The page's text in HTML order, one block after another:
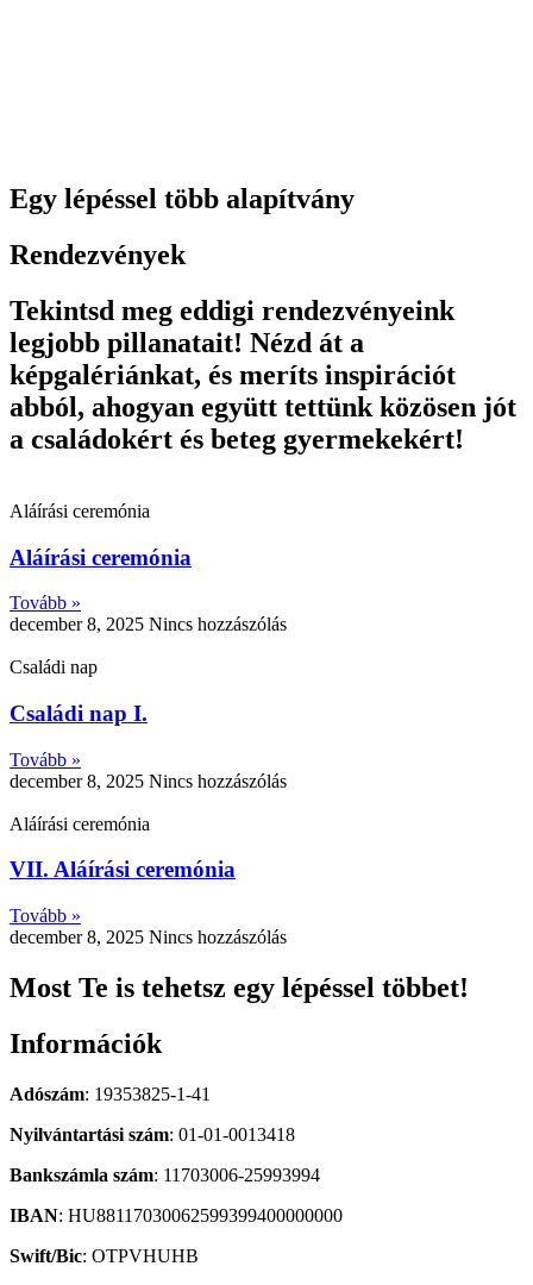
Egy lépéssel több alapítvány
Rendezvények
Tekintsd meg eddigi rendezvényeink
legjobb pillanatait! Nézd át a
képgalériánkat, és meríts inspirációt
abból, ahogyan együtt tettünk közösen jót
a családokért és beteg gyermekekért!
Aláírási ceremónia
Aláírási ceremónia
Tovább »
december 8, 2025 Nincs hozzászólás
Családi nap
Családi nap I.
Tovább »
december 8, 2025 Nincs hozzászólás
Aláírási ceremónia
VII. Aláírási ceremónia
Tovább »
december 8, 2025 Nincs hozzászólás
Most Te is tehetsz egy lépéssel többet!
Információk
Adószám: 19353825-1-41
Nyilvántartási szám: 01-01-0013418
Bankszámla szám: 11703006-25993994
IBAN: HU88117030062599399400000000
Swift/Bic: OTPVHUHB